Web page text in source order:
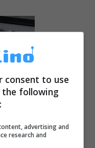
a carta
Gennaio 4, 2007
consent to use
following
advertising and
research and